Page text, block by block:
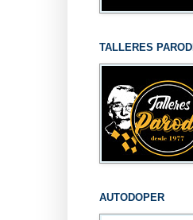
TALLERES PARODI
AUTODOPER